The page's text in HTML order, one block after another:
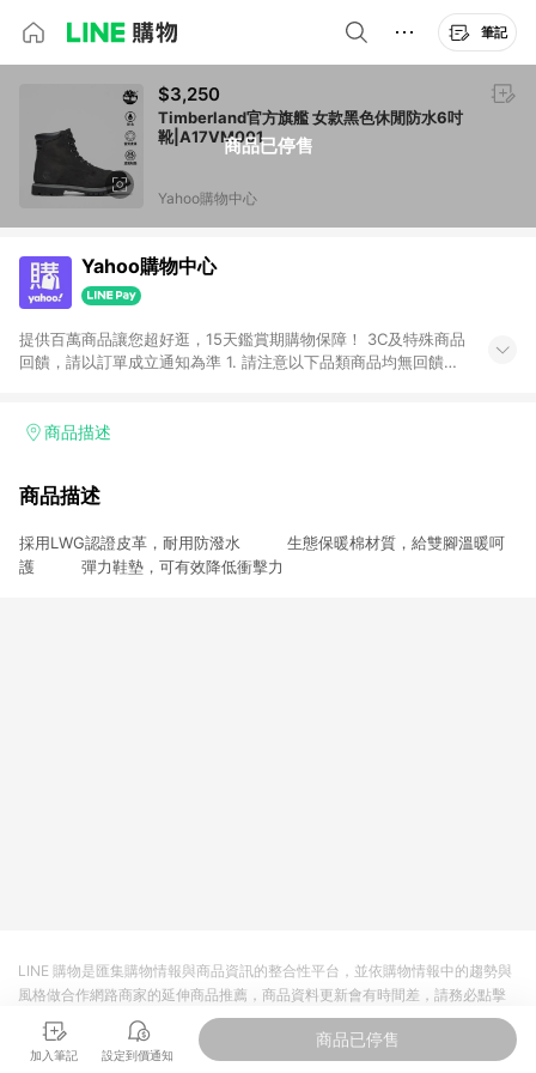
筆記
商品已停售
$3,250
Timberland官方旗艦 女款黑色休閒防水6吋
靴|A17VM001
Yahoo購物中心
Yahoo購物中心
提供百萬商品讓您超好逛，15天鑑賞期購物保障！ 3C及特殊商品
回饋，請以訂單成立通知為準 1. 請注意以下品類商品均無回饋：
電玩/遊戲/相機/單眼/鏡頭/拍立得 [2024/6/1起適用] -內接硬
的購回饋活動享Yahoo超贈點回饋者 - 購物中心商店之商品：商
3. 訂單回饋金額將扣除運費/購物金/超贈點/福利金/紅利折抵/折
價券等虛擬貨幣折抵 4. 大宗採購或批發轉賣不具回饋資格： 如
商品描述
商品描述
採用LWG認證皮革，耐用防潑水 生態保暖棉材質，給雙腳溫暖呵
護 彈力鞋墊，可有效降低衝擊力
加入筆記 設定到價通知
商品已停售
LINE 購物是匯集購物情報與商品資訊的整合性平台，並依購物情報中的趨勢與
風格做合作網路商家的延伸商品推薦，商品資料更新會有時間差，請務必點擊
商品至各合作網路商家，確認現售價與購物條件，一切資訊以合作廠商網頁為
準。